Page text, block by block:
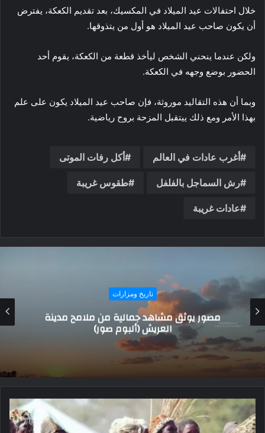
خلال احتفالات عيد الميلاد في المكسيك، بعد تقديم الكعكة، يفترض
أن يكون صاحب عيد الميلاد هو أول من يتذوقها.
ولكن عندما ينحني الشخص ليأخذ قطعة من الكعكة، يقوم أحد
الحضور بوضع وجهه في الكعكة.
وبما أن هذه التقاليد موروثة، فإن صاحب عيد الميلاد يكون على علم
بهذا الأمر ومع ذلك ييتقبل المزحة بروح رياضية.
أغرب عادات في العالم أكل رفات الموتى
رش السماجل بالفلفل طقوس غريبة
عادات غريبة
تاريخ ومزارات
مصور يوثق مشاهد جمالية من ملامح مدينة
العريش (ألبوم صور)